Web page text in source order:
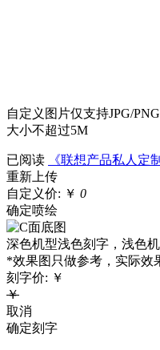
自定义图片仅支持JPG/
大小不超过5M
已阅读
《联想产品私人定
重新上传
自定义价: ￥ 0
确定喷绘
深色机型浅色刻字，浅色
*效果图只做参考，实际效
刻字价: ￥
￥
取消
确定刻字